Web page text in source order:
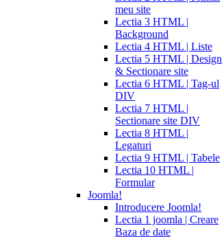
meu site
Lectia 3 HTML |
Background
Lectia 4 HTML | Liste
Lectia 5 HTML | Design
& Sectionare site
Lectia 6 HTML | Tag-ul
DIV
Lectia 7 HTML |
Sectionare site DIV
Lectia 8 HTML |
Legaturi
Lectia 9 HTML | Tabele
Lectia 10 HTML |
Formular
Joomla!
Introducere Joomla!
Lectia 1 joomla | Creare
Baza de date